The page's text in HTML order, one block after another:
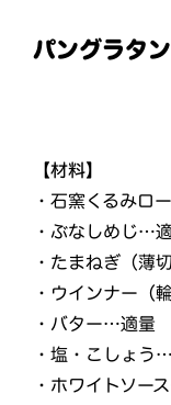
パングラタン
【材料】
・石窯くるみロ
・ぶなしめじ…
・たまねぎ（薄
・ウインナー（
・バター…適量
・塩・こしょう
・ホワイトソー